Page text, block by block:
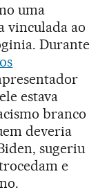
uma
vinculada ao
Durante
estava
branco
deveria
sugeriu
e